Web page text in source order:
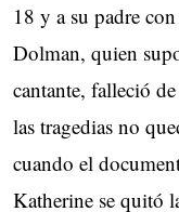
18 y a su padre
Dolman, quien
cantante, falleció
las tragedias no
cuando el
Katherine se quitó